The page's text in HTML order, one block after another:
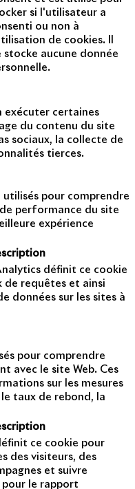
si l'utilisateur a
ou non à
de cookies. Il
stocke aucune donnée
exécuter certaines
du contenu du site
sociaux, la collecte de
tierces.
pour comprendre
performance du site
expérience
définit ce cookie
de requêtes et ainsi
données sur les sites à
pour comprendre
avec le site Web. Ces
sur les mesures
taux de rebond, la
ce cookie pour
des visiteurs, des
et suivre
le rapport